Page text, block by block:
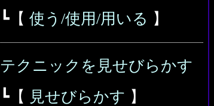
┗【 使う/使用/用いる 】
テクニックを見せびらかす
┗【 見せびらかす 】